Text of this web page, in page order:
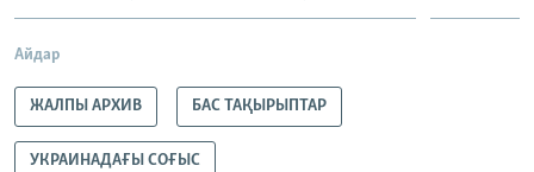
Айдар
ЖАЛПЫ АРХИВ БАС ТАҚЫРЫПТАР
УКРАИНАДАҒЫ СОҒЫС